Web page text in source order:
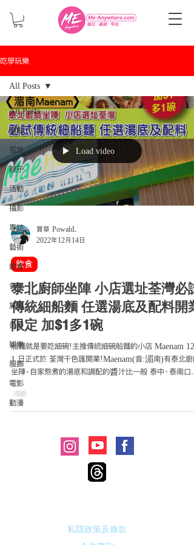
吃學玩樂
All Posts
運動
露營
親子
活動
攝影
專訪
藝術
飲食
音樂
旅遊
美容
娛樂
服飾
電影
動漫
All Posts
Load video
寶華 PowahL
2022年12月14日
飲食
泰北廚師坐陣 小店選址荃灣必試
傳統細船麵 任選湯底及配料開業
限定 加$1多1碗
船麵就是要吃細碗!主推傳統細碗船麵的小店 Maenam 12
1 日正式於 荃灣千色匯開業!Maenam(音:湄南)有泰北廚
坐陣，自家熬煮的湯底和調配的醬汁比一般 泰中、泰南口味
更加酸、辣、爽，想一嚐香濃的地道泰北風味切勿錯
過!Maenam 店舖不...
私隱政策及條款